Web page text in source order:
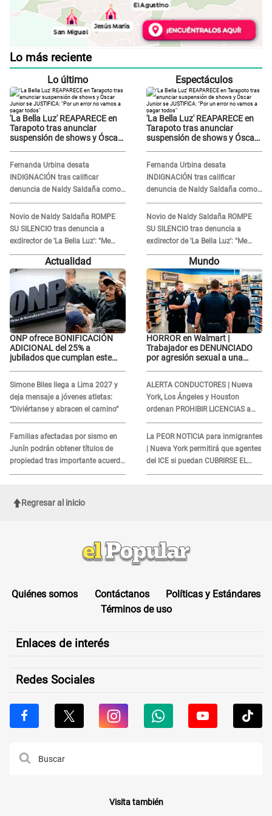
Lo más reciente
Lo último
'La Bella Luz' REAPARECE en
Tarapoto tras anunciar
suspensión de shows y Óscar
Fernanda Urbina desata
INDIGNACIÓN tras calificar
denuncia de Naldy Saldaña como
'acto bochornoso': "No es justo
atacar a otra mujer"
Novio de Naldy Saldaña ROMPE
SU SILENCIO tras denuncia a
exdirector de 'La Bella Luz': "Me
basta con que ella esté bien"
Espectáculos
'La Bella Luz' REAPARECE en
Tarapoto tras anunciar
suspensión de shows y Óscar
Fernanda Urbina desata
INDIGNACIÓN tras calificar
denuncia de Naldy Saldaña como
'acto bochornoso': "No es justo
atacar a otra mujer"
Novio de Naldy Saldaña ROMPE
SU SILENCIO tras denuncia a
exdirector de 'La Bella Luz': "Me
basta con que ella esté bien"
Actualidad
ONP ofrece BONIFICACIÓN
ADICIONAL del 25% a
jubilados que cumplan este
Simone Biles llega a Lima 2027 y
deja mensaje a jóvenes atletas:
“Diviértanse y abracen el camino”
Familias afectadas por sismo en
Junín podrán obtener títulos de
propiedad tras importante acuerdo
de Cofopri
Mundo
HORROR en Walmart |
Trabajador es DENUNCIADO
por agresión sexual a una
ALERTA CONDUCTORES | Nueva
York, Los Ángeles y Houston
ordenan PROHIBIR LICENCIAS a
quienes no presenten ESTE
DOCUMENTO
La PEOR NOTICIA para inmigrantes
| Nueva York permitirá que agentes
del ICE si puedan CUBRIRSE EL
ROSTRO
Regresar al inicio
Quiénes somos Contáctanos
Políticas y Estándares
Términos de uso
Enlaces de interés
Redes Sociales
Visita también